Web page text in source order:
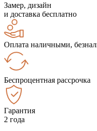
Замер, дизайн
и доставка бесплатно
Оплата наличными,
Беспроцентная рассрочка
Гарантия
2 года